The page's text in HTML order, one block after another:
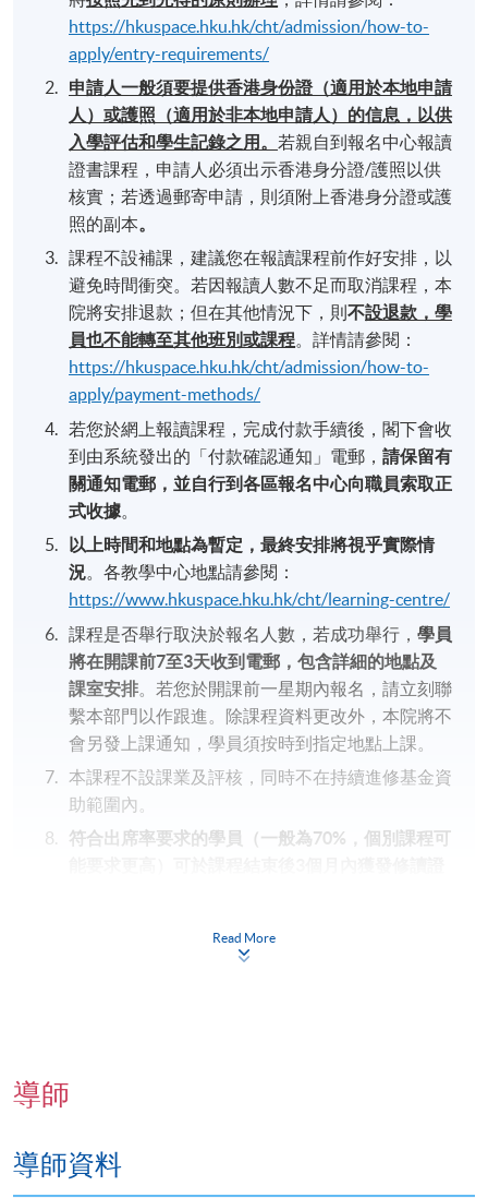
https://hkuspace.hku.hk/cht/admission/how-to-
apply/entry-requirements/
申請人一般須要提供香港身份證（適用於本地申請
人）或護照（適用於非本地申請人）的信息，以供
入學評估和學生記錄之用。 若親自到報名中心報讀
證書課程，申請人必須出示香港身分證/護照以供
核實；若透過郵寄申請，則須附上香港身分證或護
照的副本。
課程不設補課，建議您在報讀課程前作好安排，以
避免時間衝突。若因報讀人數不足而取消課程，本
院將安排退款；但在其他情況下，則不設退款，學
員也不能轉至其他班別或課程。詳情請參閱：
https://hkuspace.hku.hk/cht/admission/how-to-
apply/payment-methods/
若您於網上報讀課程，完成付款手續後，閣下會收
到由系統發出的「付款確認通知」電郵，請保留有
關通知電郵，並自行到各區報名中心向職員索取正
式收據。
以上時間和地點為暫定，最終安排將視乎實際情
況。各教學中心地點請參閱：
https://www.hkuspace.hku.hk/cht/learning-centre/
課程是否舉行取決於報名人數，若成功舉行，學員
將在開課前7至3天收到電郵，包含詳細的地點及
課室安排 。若您於開課前一星期內報名，請立刻聯
繫本部門以作跟進。除課程資料更改外，本院將不
會另發上課通知，學員須按時到指定地點上課。
本課程不設課業及評核，同時不在持續進修基金資
助範圍內。
符合出席率要求的學員（一般為70% ，個別課程可
https://hkuspace.hku.hk/cht/teaching-and-
開課日期
Read More
導師
導師資料